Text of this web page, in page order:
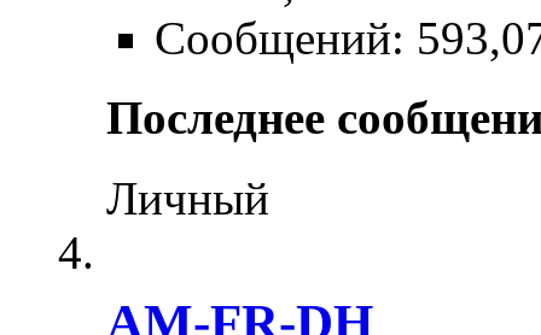
Сообщений:
Последнее
Личный
AM-FR-DH